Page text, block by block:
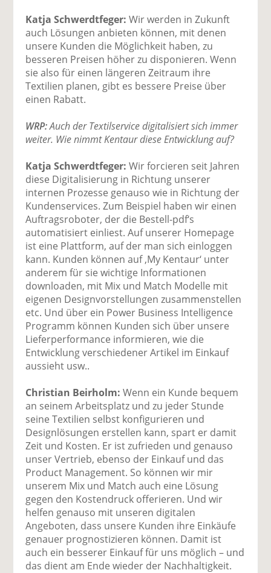
Katja Schwerdtfeger: Wir werden in Zukunft
auch Lösungen anbieten können, mit denen
unsere Kunden die Möglichkeit haben, zu
besseren Preisen höher zu disponieren. Wenn
sie also für einen längeren Zeitraum ihre
Textilien planen, gibt es bessere Preise über
einen Rabatt.
WRP:Auch der Textilservice digitalisiert sich immer
weiter. Wie nimmt Kentaur diese Entwicklung auf?
Katja Schwerdtfeger: Wir forcieren seit Jahren
diese Digitalisierung in Richtung unserer
internen Prozesse genauso wie in Richtung der
Kundenservices. Zum Beispiel haben wir einen
Auftragsroboter, der die Bestell-pdf‘s
automatisiert einliest. Auf unserer Homepage
ist eine Plattform, auf der man sich einloggen
kann. Kunden können auf ‚My Kentaur‘ unter
anderem für sie wichtige Informationen
downloaden, mit Mix und Match Modelle mit
eigenen Designvorstellungen zusammenstellen
etc. Und über ein Power Business Intelligence
Programm können Kunden sich über unsere
Lieferperformance informieren, wie die
Entwicklung verschiedener Artikel im Einkauf
aussieht usw..
Christian Beirholm: Wenn ein Kunde bequem
an seinem Arbeitsplatz und zu jeder Stunde
seine Textilien selbst konfigurieren und
Designlösungen erstellen kann, spart er damit
Zeit und Kosten. Er ist zufrieden und genauso
unser Vertrieb, ebenso der Einkauf und das
Product Management. So können wir mir
unserem Mix und Match auch eine Lösung
gegen den Kostendruck offerieren. Und wir
helfen genauso mit unseren digitalen
Angeboten, dass unsere Kunden ihre Einkäufe
genauer prognostizieren können. Damit ist
auch ein besserer Einkauf für uns möglich – und
das dient am Ende wieder der Nachhaltigkeit.